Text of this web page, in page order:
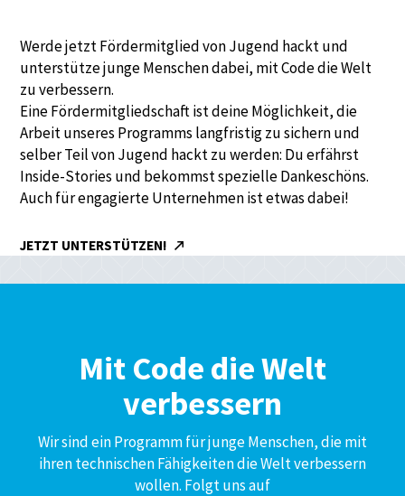
Werde jetzt Fördermitglied von Jugend hackt und
unterstütze junge Menschen dabei, mit Code die Welt
zu verbessern.
Eine Fördermitgliedschaft ist deine Möglichkeit, die
Arbeit unseres Programms langfristig zu sichern und
selber Teil von Jugend hackt zu werden: Du erfährst
Inside-Stories und bekommst spezielle Dankeschöns.
Auch für engagierte Unternehmen ist etwas dabei!
JETZT UNTERSTÜTZEN!
Mit Code die Welt
verbessern
Wir sind ein Programm für junge Menschen, die mit
ihren technischen Fähigkeiten die Welt verbessern
wollen. Folgt uns auf